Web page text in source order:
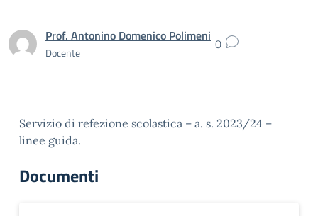
Prof. Antonino Domenico Polimeni
Docente 0
Servizio di refezione scolastica – a. s. 2023/24 –
linee guida.
Documenti